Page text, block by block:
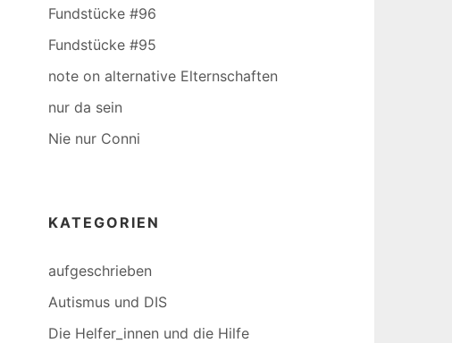
Fundstücke #96
Fundstücke #95
note on alternative Elternschaften
nur da sein
Nie nur Conni
KATEGORIEN
aufgeschrieben
Autismus und DIS
Die Helfer_innen und die Hilfe